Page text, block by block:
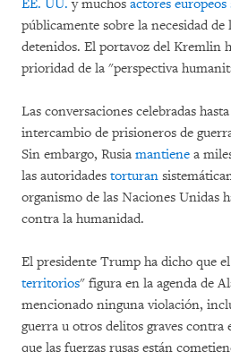
EE. UU. y muchos actores europeos
públicamente sobre la necesidad
detenidos. El portavoz del Kremlin
prioridad de la "perspectiva
Las conversaciones celebradas
intercambio de prisioneros de
Sin embargo, Rusia mantiene a
las autoridades torturan
organismo de las Naciones Unidas
contra la humanidad.
El presidente Trump ha dicho que
territorios" figura en la agenda de
mencionado ninguna violación,
guerra u otros delitos graves
que las fuerzas rusas están